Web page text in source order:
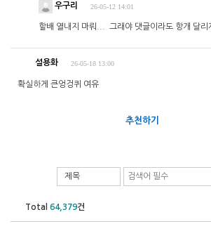
우구리 26-05-12 14:01
할배 열내지 마뤄... 그래야 댓글이라도 항개 달
설용화 26-05-18 13:00
확실하게 큰엉겅퀴 여유
추천하기
제목
Total 64,379건